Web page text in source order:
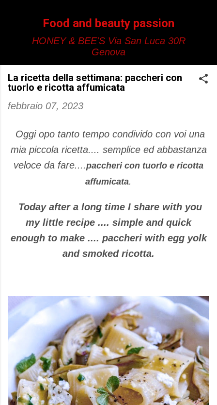
Food and beauty passion
HONEY & BEE'S Via San Luca 30R
Genova
La ricetta della settimana: paccheri con
tuorlo e ricotta affumicata
febbraio 07, 2023
Oggi opo tanto tempo condivido con voi una
mia piccola ricetta.... semplice ed abbastanza
veloce da fare....paccheri con tuorlo e ricotta
affumicata.
Today after a long time I share with you
my little recipe .... simple and quick
enough to make .... paccheri with egg yolk
and smoked ricotta.